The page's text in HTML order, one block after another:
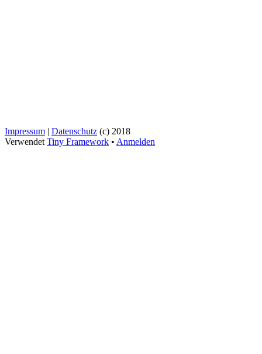
Impressum | Datenschutz (c) 2018
Verwendet Tiny Framework • Anmelden